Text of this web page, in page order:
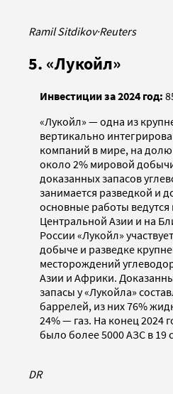
Ramil Sitdikov·Reuters
5. «Лукойл»
Инвестиции за 2024 год:
«Лукойл» — одна из
вертикально
компаний в мире, на
около 2% мировой
доказанных запасов
занимается разведкой и
основные работы ведутся
Центральной Азии и на
России «Лукойл»
добыче и разведке
месторождений
Азии и Африки.
запасы у «Лукойла»
баррелей, из них 76%
24% — газ. На конец 2024
было более 5000 АЗС в 19
DR